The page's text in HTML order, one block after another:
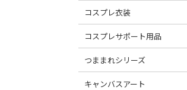
コスプレ衣装
コスプレサポート用品
つままれシリーズ
キャンバスアート